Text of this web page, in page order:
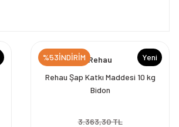
%53İNDİRİM Yeni
Rehau
Rehau Şap Katkı Maddesi 10 kg
Bidon
3.363,30 TL